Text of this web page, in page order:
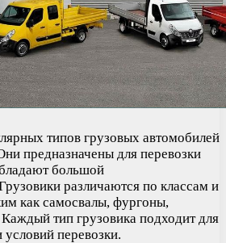
типов грузовых автомобилей
предназначены для перевозки
большой
различаются по классам и
как самосвалы, фургоны,
тип грузовика подходит для
перевозки.